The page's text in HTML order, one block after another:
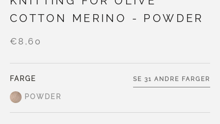
COTTON MERINO - POWDER
€8,60
FARGE
POWDER
SE 31 ANDRE FARGER